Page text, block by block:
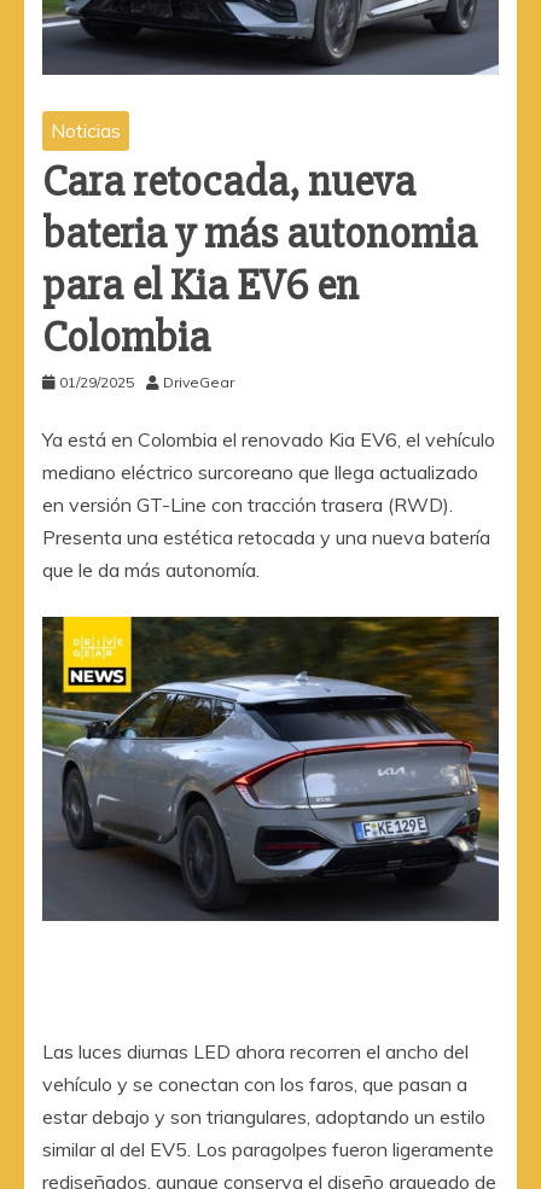
Noticias
Cara retocada, nueva
bateria y más autonomia
para el Kia EV6 en
Colombia
01/29/2025 DriveGear
Ya está en Colombia el renovado Kia EV6, el vehículo
mediano eléctrico surcoreano que llega actualizado
en versión GT-Line con tracción trasera (RWD).
Presenta una estética retocada y una nueva batería
que le da más autonomía.
Las luces diurnas LED ahora recorren el ancho del
vehículo y se conectan con los faros, que pasan a
estar debajo y son triangulares, adoptando un estilo
similar al del EV5. Los paragolpes fueron ligeramente
rediseñados, aunque conserva el diseño arqueado de